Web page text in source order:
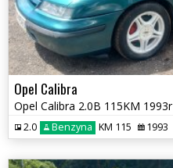
Opel Calibra
2.0 Benzyna KM 115 1993